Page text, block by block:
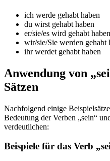
ich werde gehabt haben
du wirst gehabt haben
er/sie/es wird gehabt haben
wir/sie/Sie werden gehabt
ihr werdet gehabt haben
Anwendung von
Sätzen
Nachfolgend einige
Bedeutung der Verben „sein“
verdeutlichen:
Beispiele für das Verb